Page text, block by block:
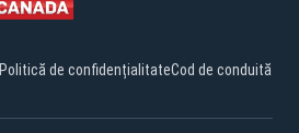
Politică de confidențialitateCod de conduită